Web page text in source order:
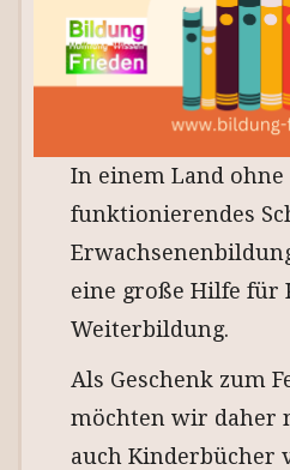
In einem Land ohne
funktionierendes
eine große Hilfe für
Weiterbildung.
Als Geschenk zum
möchten wir daher
auch Kinderbücher